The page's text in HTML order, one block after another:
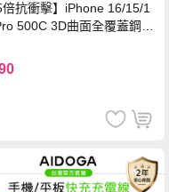
5倍抗衝擊】iPhone 16/15/1
500C 3D曲面全覆蓋鋼化
貼